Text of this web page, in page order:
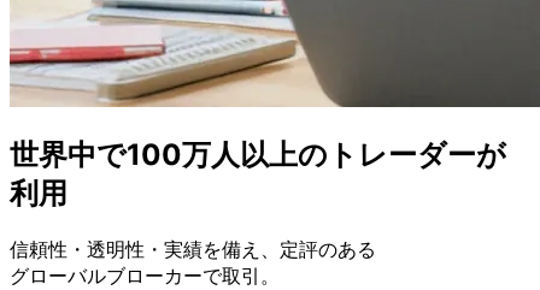
世界中で100万人以上の トレーダーが
利用
信頼性・ 透明性・ 実績を備え、 定評のある
グローバルブローカーで取引。